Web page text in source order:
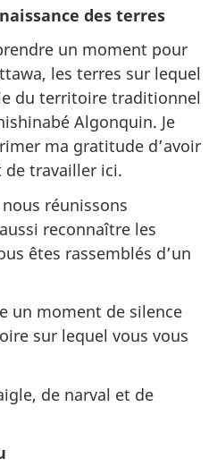
des terres
un moment pour
les terres sur lequel
du territoire traditionnel
Algonquin. Je
ma gratitude d’avoir
de travailler ici.
réunissons
reconnaître les
êtes rassemblés d’un
un moment de silence
sur lequel vous vous
de narval et de